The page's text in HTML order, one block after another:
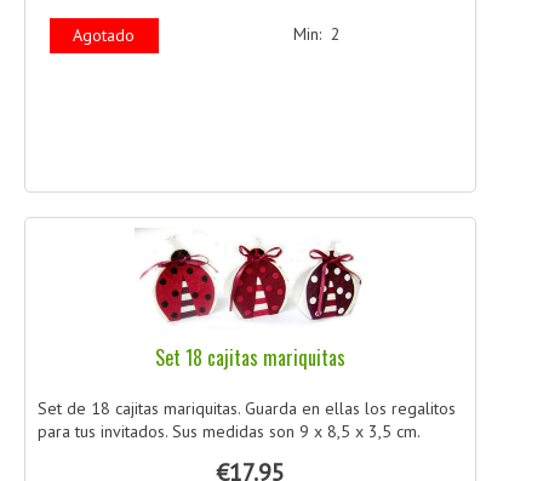
Agotado Min: 2
Set 18 cajitas mariquitas
Set de 18 cajitas mariquitas. Guarda en ellas los regalitos
para tus invitados. Sus medidas son 9 x 8,5 x 3,5 cm.
€17.95